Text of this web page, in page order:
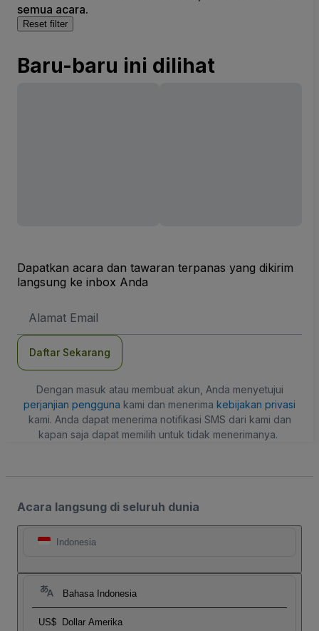
semua acara.
Reset filter
Baru-baru ini dilihat
Dapatkan acara dan tawaran terpanas yang dikirim
langsung ke inbox Anda
Email
Daftar Sekarang
Dengan masuk atau membuat akun, Anda menyetujui
perjanjian pengguna kami dan menerima kebijakan privasi
kami. Anda dapat menerima notifikasi SMS dari kami dan
kapan saja dapat memilih untuk tidak menerimanya.
Acara langsung di seluruh dunia
Indonesia
Bahasa Indonesia
US$ Dollar Amerika